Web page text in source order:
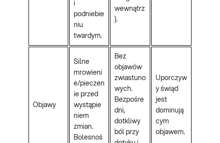
i
podniebie
niu
twardym.
wewnątrz
).
Objawy
Silne
mrowieni
e/pieczen
ie przed
wystąpie
niem
zmian.
Bolesnoś
Bez
objawów
zwiastuno
wych.
Bezpośre
dni,
dotkliwy
ból przy
Uporczyw
y świąd
jest
dominują
cym
objawem.